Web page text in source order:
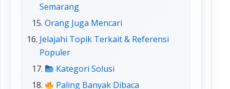
Semarang
Orang Juga Mencari
Jelajahi Topik Terkait & Referensi
Populer
Kategori Solusi
Paling Banyak Dibaca